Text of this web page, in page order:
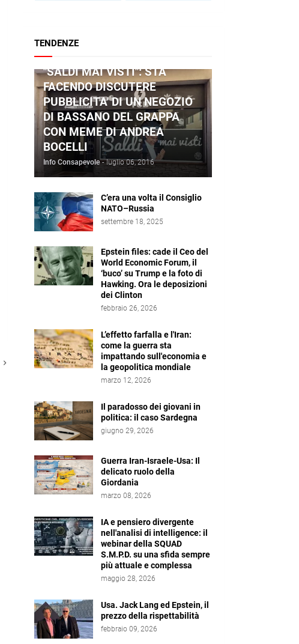
TENDENZE
"SALDI MAI VISTI": STA
FACENDO DISCUTERE
PUBBLICITA' DI UN NEGOZIO
DI BASSANO DEL GRAPPA
CON MEME DI ANDREA
BOCELLI
Info Consapevole - luglio 06, 2016
C’era una volta il Consiglio
NATO–Russia
settembre 18, 2025
Epstein files: cade il Ceo del
World Economic Forum, il
‘buco’ su Trump e la foto di
Hawking. Ora le deposizioni
dei Clinton
febbraio 26, 2026
L’effetto farfalla e l'Iran:
come la guerra sta
impattando sull'economia e
la geopolitica mondiale
marzo 12, 2026
Il paradosso dei giovani in
politica: il caso Sardegna
giugno 29, 2026
Guerra Iran-Israele-Usa: Il
delicato ruolo della
Giordania
marzo 08, 2026
IA e pensiero divergente
nell'analisi di intelligence: il
webinar della SQUAD
S.M.P.D. su una sfida sempre
più attuale e complessa
maggio 28, 2026
Usa. Jack Lang ed Epstein, il
prezzo della rispettabilità
febbraio 09, 2026